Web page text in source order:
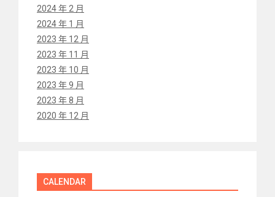
2024 年 2 月
2024 年 1 月
2023 年 12 月
2023 年 11 月
2023 年 10 月
2023 年 9 月
2023 年 8 月
2020 年 12 月
CALENDAR